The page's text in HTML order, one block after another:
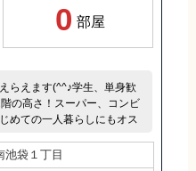
0 部屋
らえます(^^♪学生、単身歓
の高さ！スーパー、コンビ
めての一人暮らしにもオス
池袋１丁目